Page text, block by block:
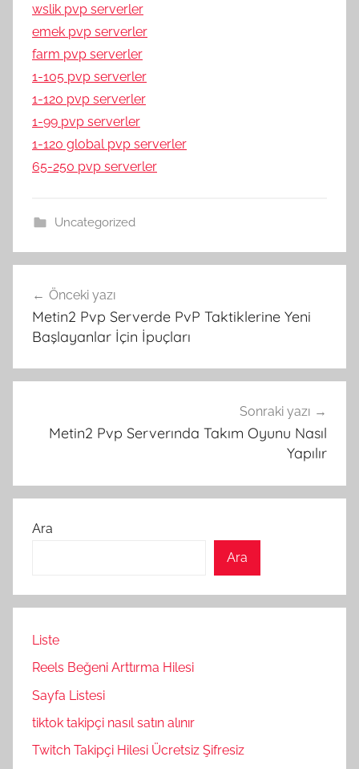
wslik pvp serverler
emek pvp serverler
farm pvp serverler
1-105 pvp serverler
1-120 pvp serverler
1-99 pvp serverler
1-120 global pvp serverler
65-250 pvp serverler
Uncategorized
gezinmesi
Önceki yazı
Metin2 Pvp Serverde PvP Taktiklerine Yeni
Başlayanlar İçin İpuçları
Sonraki yazı
Metin2 Pvp Serverında Takım Oyunu Nasıl
Yapılır
Ara
Ara
Liste
Reels Beğeni Arttırma Hilesi
Sayfa Listesi
tiktok takipçi nasıl satın alınır
Twitch Takipçi Hilesi Ücretsiz Şifresiz